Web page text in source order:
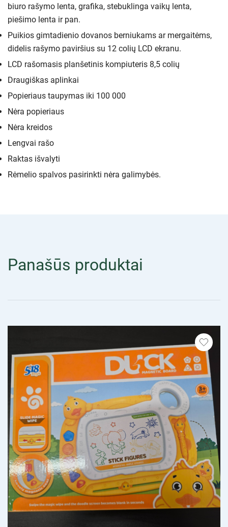
biuro rašymo lenta, grafika, stebuklinga vaikų lenta,
piešimo lenta ir pan.
Puikios gimtadienio dovanos berniukams ar mergaitėms,
didelis rašymo paviršius su 12 colių LCD ekranu.
LCD rašomasis planšetinis kompiuteris 8,5 colių
Draugiškas aplinkai
Popieriaus taupymas iki 100 000
Nėra popieriaus
Nėra kreidos
Lengvai rašo
Raktas išvalyti
Rėmelio spalvos pasirinkti nėra galimybės.
Panašūs produktai